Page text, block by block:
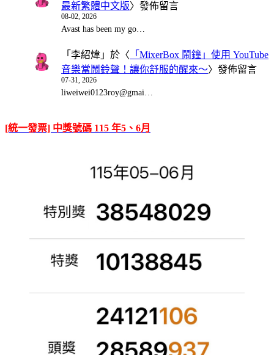
最新繁體中文版〉發佈留言
08-02, 2026
Avast has been my go…
「 李紹煒 」於〈 「MixerBox 鬧鐘」使用 YouTube
音樂當鬧鈴聲！讓你舒服的醒來～〉發佈留言
07-31, 2026
liweiwei0123roy@gmai…
[統一發票] 中獎號碼 115 年5、6月